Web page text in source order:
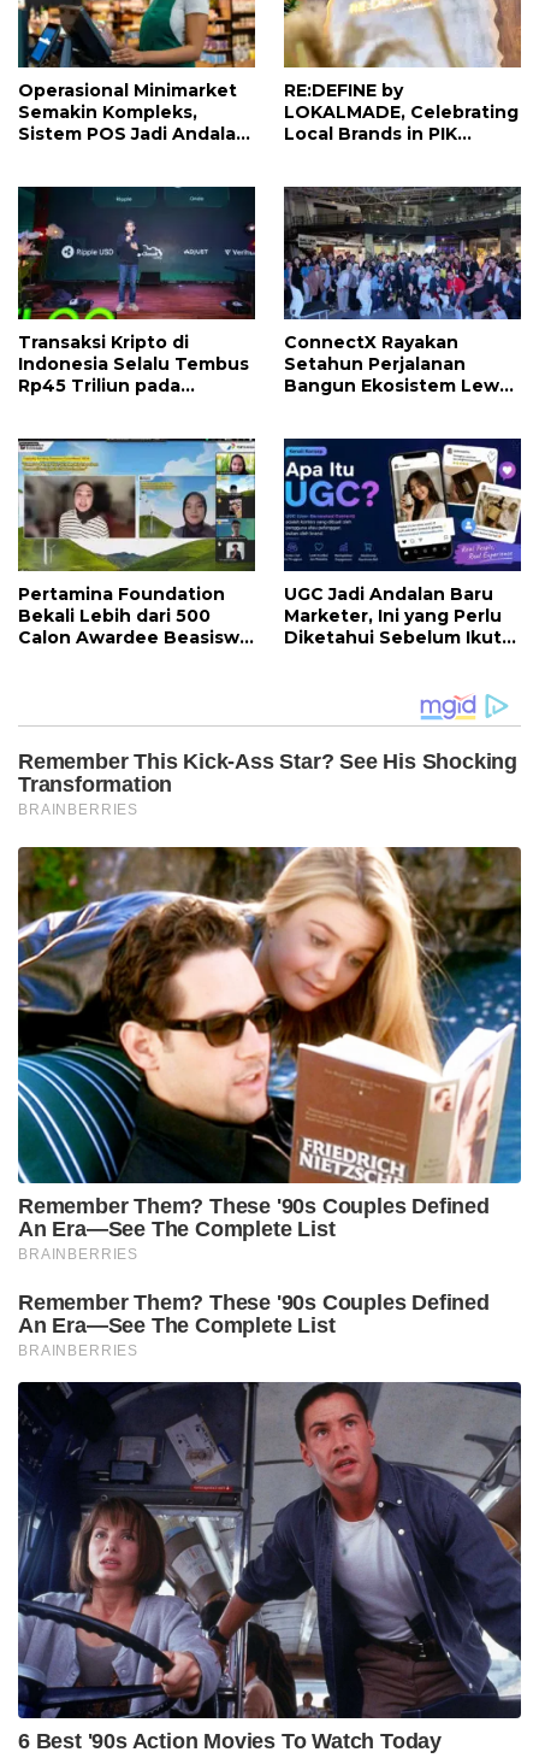
Operasional Minimarket
Semakin Kompleks,
Sistem POS Jadi Andalan
RE:DEFINE by
LOKALMADE, Celebrating
Local Brands in PIK
Transaksi Kripto di
Indonesia Selalu Tembus
Rp45 Triliun pada
ConnectX Rayakan
Setahun Perjalanan
Bangun Ekosistem Lewat
Pertamina Foundation
Bekali Lebih dari 500
Calon Awardee Beasiswa
UGC Jadi Andalan Baru
Marketer, Ini yang Perlu
Diketahui Sebelum Ikut